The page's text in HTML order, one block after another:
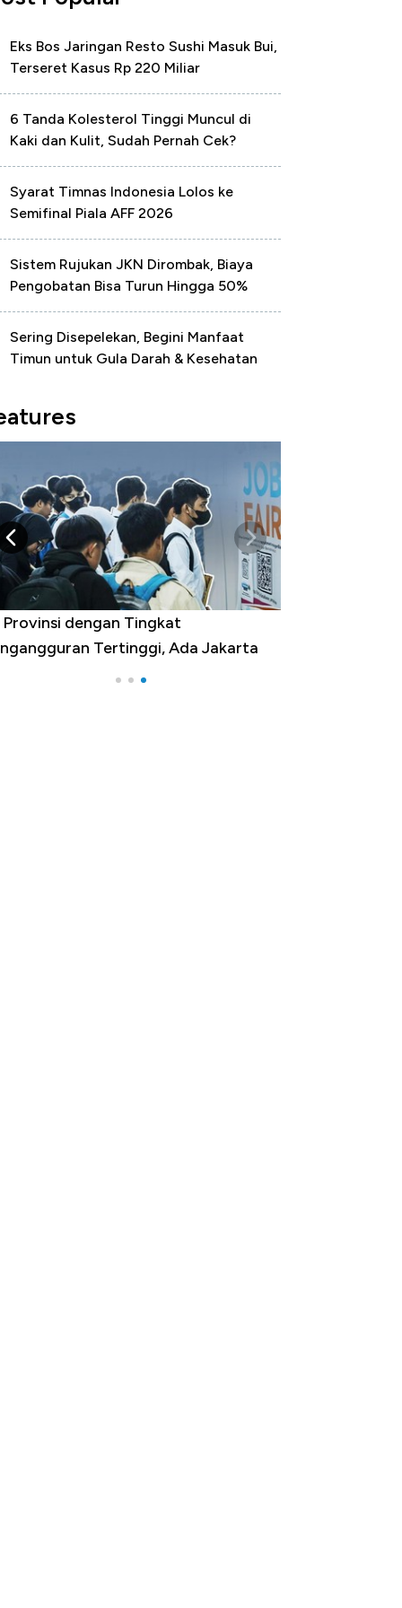
Eks Bos Jaringan Resto Sushi Masuk Bui,
Terseret Kasus Rp 220 Miliar
6 Tanda Kolesterol Tinggi Muncul di
Kaki dan Kulit, Sudah Pernah Cek?
Syarat Timnas Indonesia Lolos ke
Semifinal Piala AFF 2026
Sistem Rujukan JKN Dirombak, Biaya
Pengobatan Bisa Turun Hingga 50%
Sering Disepelekan, Begini Manfaat
Timun untuk Gula Darah & Kesehatan
Provinsi dengan Tingkat
Tertinggi, Ada Jakarta